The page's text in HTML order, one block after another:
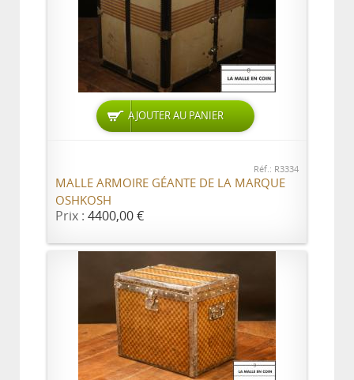
AJOUTER AU PANIER
Réf.: R3334
MALLE ARMOIRE GÉANTE DE LA MARQUE
OSHKOSH
Prix : 4400,00 €